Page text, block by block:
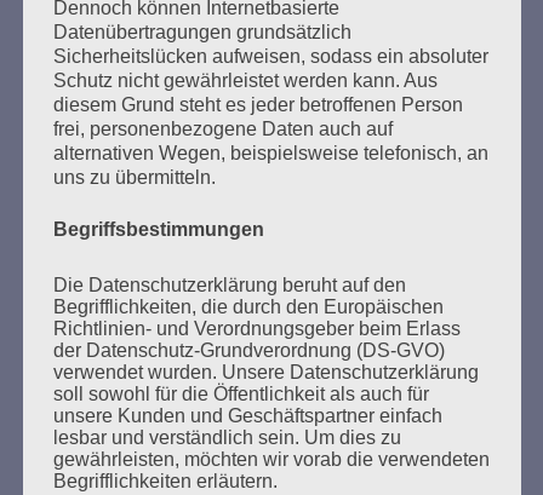
SUCHEN
NACH:
MARATHONLESUNG AUS DEN
Donnerstag, 21. Mai 2026, 11 – 18 Uhr
Zum 26. Mal gibt es eine Marathonlesung anlässlich
des Gedenkens an die Verbrennung von Büchern am
Dennoch können Internetbasierte
Datenübertragungen grundsätzlich
Sicherheitslücken aufweisen, sodass ein absoluter
Schutz nicht gewährleistet werden kann. Aus
diesem Grund steht es jeder betroffenen Person
frei, personenbezogene Daten auch auf
alternativen Wegen, beispielsweise telefonisch, an
uns zu übermitteln.
Begriffsbestimmungen
Die Datenschutzerklärung beruht auf den
Begrifflichkeiten, die durch den Europäischen
Richtlinien- und Verordnungsgeber beim Erlass
der Datenschutz-Grundverordnung (DS-GVO)
verwendet wurden. Unsere Datenschutzerklärung
soll sowohl für die Öffentlichkeit als auch für
unsere Kunden und Geschäftspartner einfach
lesbar und verständlich sein. Um dies zu
gewährleisten, möchten wir vorab die verwendeten
Begrifflichkeiten erläutern.